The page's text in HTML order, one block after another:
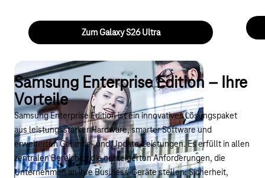
Zum Galaxy S26 Ultra
Samsung Enterprise Edition – Ihre
Vorteile
Samsung Enterprise Edition ist ein innovatives Lösungspaket
aus leistungsstarker Hardware, smarter Software und
erweiterten Garantie- und Update-Leistungen. Es erfüllt in allen
zentralen Bereichen die gesteigerten Anforderungen, die
Unternehmen an ihre Business-Geräte stellen: Sicherheit,